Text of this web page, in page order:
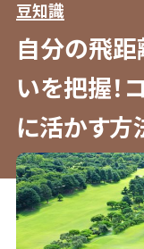
自分の飛距
いを把握！
に活かす方
豆知識